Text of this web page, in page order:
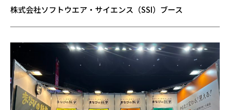
株式会社ソフトウエア・サイエンス（SSI）ブース